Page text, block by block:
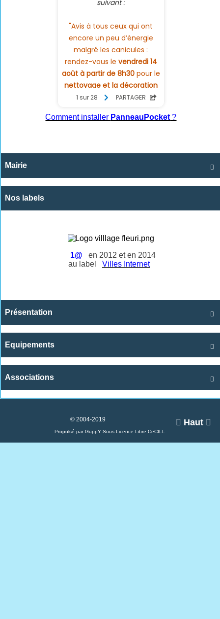
Comment installer PanneauPocket ?

Mairie
Nos labels
1@
en 2012 et en 2014
au label
Villes Internet

Présentation

Equipements

Associations
 Haut 
© 2004-2019
Propulsé par GuppYSous Licence Libre CeCILL